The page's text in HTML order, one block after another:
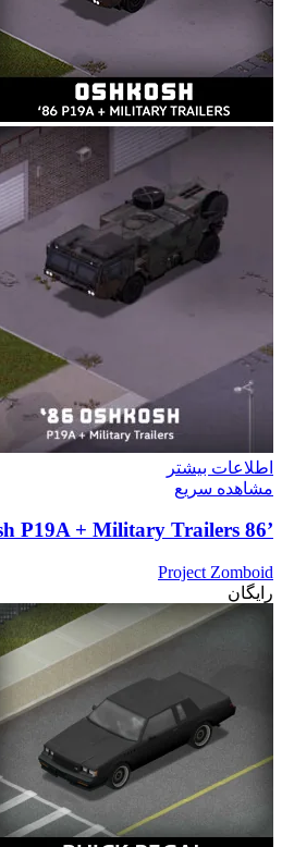
اطلاعات بیشتر
مشاهده سریع
’86 Oshkosh P19A + Military Trailers
Project Zomboid
رایگان